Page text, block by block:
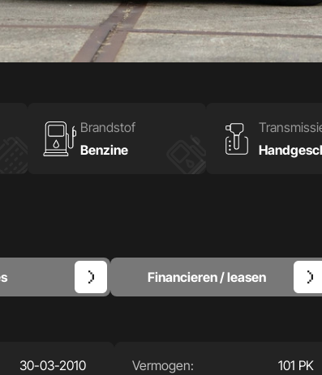
Brandstof
Benzine
Financieren / leasen
30-03-2010 Vermogen: 101 PK